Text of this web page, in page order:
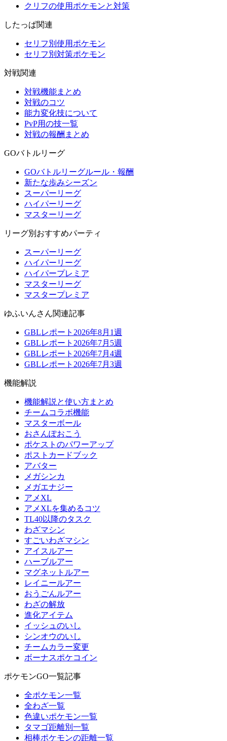
クリフの使用ポケモンと対策
したっぱ関連
セリフ別使用ポケモン
セリフ別対策ポケモン
対戦関連
対戦機能まとめ
対戦のコツ
能力変化技について
PvP用の技一覧
対戦の報酬まとめ
GOバトルリーグ
GOバトルリーグルール・報酬
新たな歩みシーズン
スーパーリーグ
ハイパーリーグ
マスターリーグ
リーグ別おすすめパーティ
スーパーリーグ
ハイパーリーグ
ハイパープレミア
マスターリーグ
マスタープレミア
ゆふいんさん関連記事
GBLレポート2026年8月1週
GBLレポート2026年7月5週
GBLレポート2026年7月4週
GBLレポート2026年7月3週
機能解説
機能解説と使い方まとめ
チームコラボ機能
マスターボール
おさんぽおこう
ポケストのパワーアップ
ポストカードブック
アバター
メガシンカ
メガエナジー
アメXL
アメXLを集めるコツ
TL40以降のタスク
わざマシン
すごいわざマシン
アイスルアー
ハーブルアー
マグネットルアー
レイニールアー
おうごんルアー
わざの解放
進化アイテム
イッシュのいし
シンオウのいし
チームカラー変更
ボーナスポケコイン
ポケモンGO一覧記事
全ポケモン一覧
全わざ一覧
色違いポケモン一覧
タマゴ距離別一覧
相棒ポケモンの距離一覧